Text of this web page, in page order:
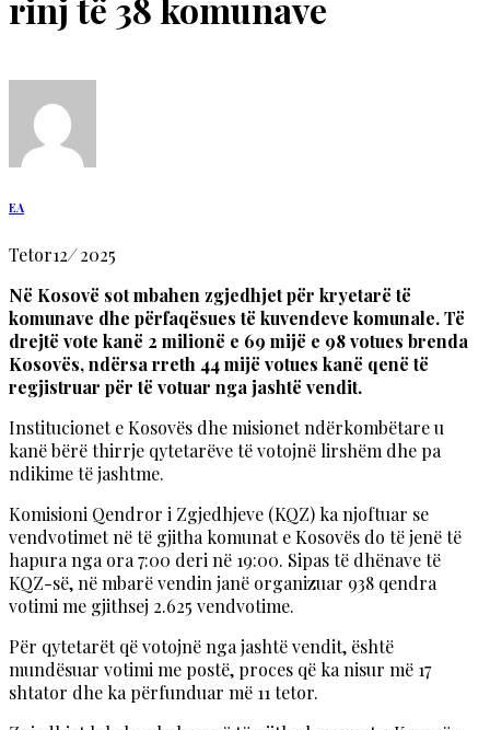
rinj të 38 komunave
EA
Tetor12/2025
Në Kosovë sot mbahen zgjedhjet për kryetarë të
komunave dhe përfaqësues të kuvendeve komunale. Të
drejtë vote kanë 2 milionë e 69 mijë e 98 votues brenda
Kosovës, ndërsa rreth 44 mijë votues kanë qenë të
regjistruar për të votuar nga jashtë vendit.
Institucionet e Kosovës dhe misionet ndërkombëtare u
kanë bërë thirrje qytetarëve të votojnë lirshëm dhe pa
ndikime të jashtme.
Komisioni Qendror i Zgjedhjeve (KQZ) ka njoftuar se
vendvotimet në të gjitha komunat e Kosovës do të jenë të
hapura nga ora 7:00 deri në 19:00. Sipas të dhënave të
KQZ-së, në mbarë vendin janë organizuar 938 qendra
votimi me gjithsej 2.625 vendvotime.
Për qytetarët që votojnë nga jashtë vendit, është
mundësuar votimi me postë, proces që ka nisur më 17
shtator dhe ka përfunduar më 11 tetor.